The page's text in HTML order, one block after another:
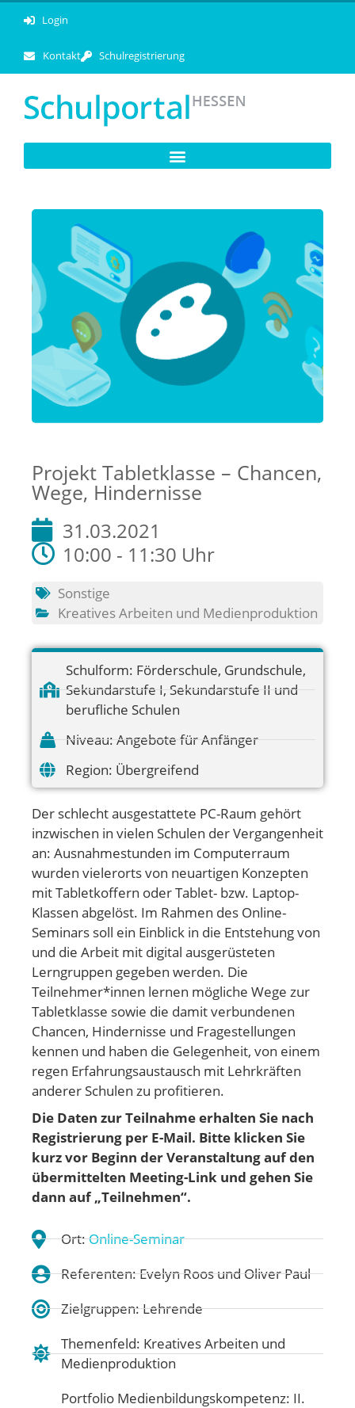
Login
Kontakt Schulregistrierung
Projekt Tabletklasse – Chancen,
Wege, Hindernisse
31.03.2021
10:00 - 11:30 Uhr
Sonstige
Kreatives Arbeiten und Medienproduktion
Schulform: Förderschule, Grundschule,
Sekundarstufe I, Sekundarstufe II und
berufliche Schulen
Niveau: Angebote für Anfänger
Region: Übergreifend
Der schlecht ausgestattete PC-Raum gehört
inzwischen in vielen Schulen der Vergangenheit
an: Ausnahmestunden im Computerraum
wurden vielerorts von neuartigen Konzepten
mit Tabletkoffern oder Tablet- bzw. Laptop-
Klassen abgelöst. Im Rahmen des Online-
Seminars soll ein Einblick in die Entstehung von
und die Arbeit mit digital ausgerüsteten
Lerngruppen gegeben werden. Die
Teilnehmer*innen lernen mögliche Wege zur
Tabletklasse sowie die damit verbundenen
Chancen, Hindernisse und Fragestellungen
kennen und haben die Gelegenheit, von einem
regen Erfahrungsaustausch mit Lehrkräften
anderer Schulen zu profitieren.
Die Daten zur Teilnahme erhalten Sie nach
Registrierung per E-Mail. Bitte klicken Sie
kurz vor Beginn der Veranstaltung auf den
übermittelten Meeting-Link und gehen Sie
dann auf „Teilnehmen“.
Ort:Online-Seminar
Referenten: Evelyn Roos und Oliver Paul
Zielgruppen: Lehrende
Themenfeld: Kreatives Arbeiten und
Medienproduktion
Portfolio Medienbildungskompetenz: II.